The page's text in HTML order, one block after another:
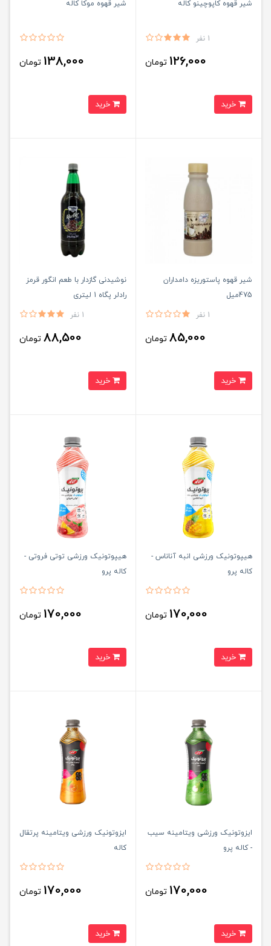
شیر قهوه کاپوچینو کاله
1 نفر
126,000 تومان
شیر قهوه موکا کاله
138,000 تومان
شیر قهوه پاستوریزه دامداران
475میل
1 نفر
85,000 تومان
نوشیدنی گازدار با طعم انگور قرمز
رادلر پگاه 1 لیتری
1 نفر
88,500 تومان
هیپوتونیک ورزشی انبه آناناس -
کاله پرو
170,000 تومان
هیپوتونیک ورزشی توتی فروتی -
کاله پرو
170,000 تومان
ایزوتونیک ورزشی ویتامینه سیب
- کاله پرو
170,000 تومان
ایزوتونیک ورزشی ویتامینه پرتقال
کاله
170,000 تومان